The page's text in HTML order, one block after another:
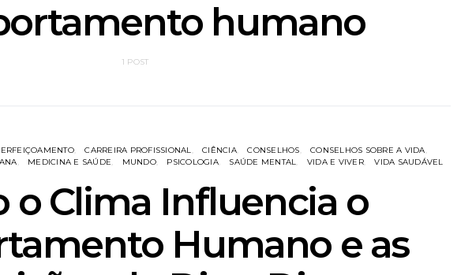
humano
1 POST
CARREIRA PROFISSIONAL CIÊNCIA CONSELHOS
CONSELHOS SOBRE A VIDA
MEDICINA E SAÚDE MUNDO PSICOLOGIA SAÚDE MENTAL VIDA E VIVER VIDA SAUDÁVEL
o Clima Influencia o
Humano e as